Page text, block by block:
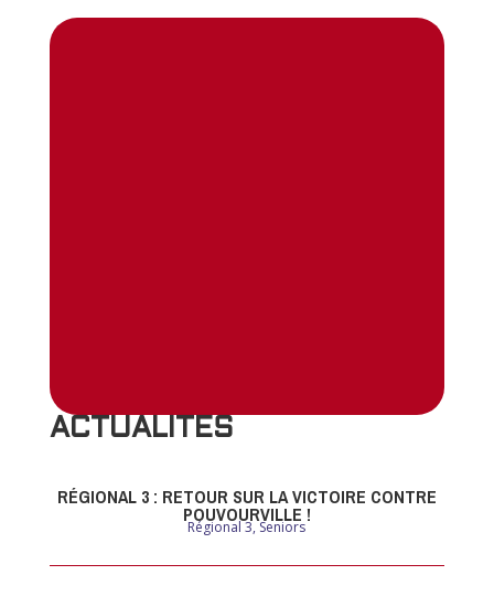
ACTUALITES
RÉGIONAL 3 : RETOUR SUR LA VICTOIRE CONTRE
POUVOURVILLE !
Régional 3,Seniors